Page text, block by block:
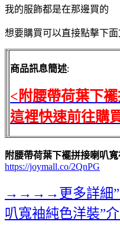
我的服飾都是在那邊買的
想要購買可以直接點擊下
商品訊息簡述:
<附腰帶荷葉下
這裡快速前往購
附腰帶荷葉下襬拼接喇叭
https://joymall.co/2QnPG
→→→→更多詳細”
叭寬袖純色洋裝